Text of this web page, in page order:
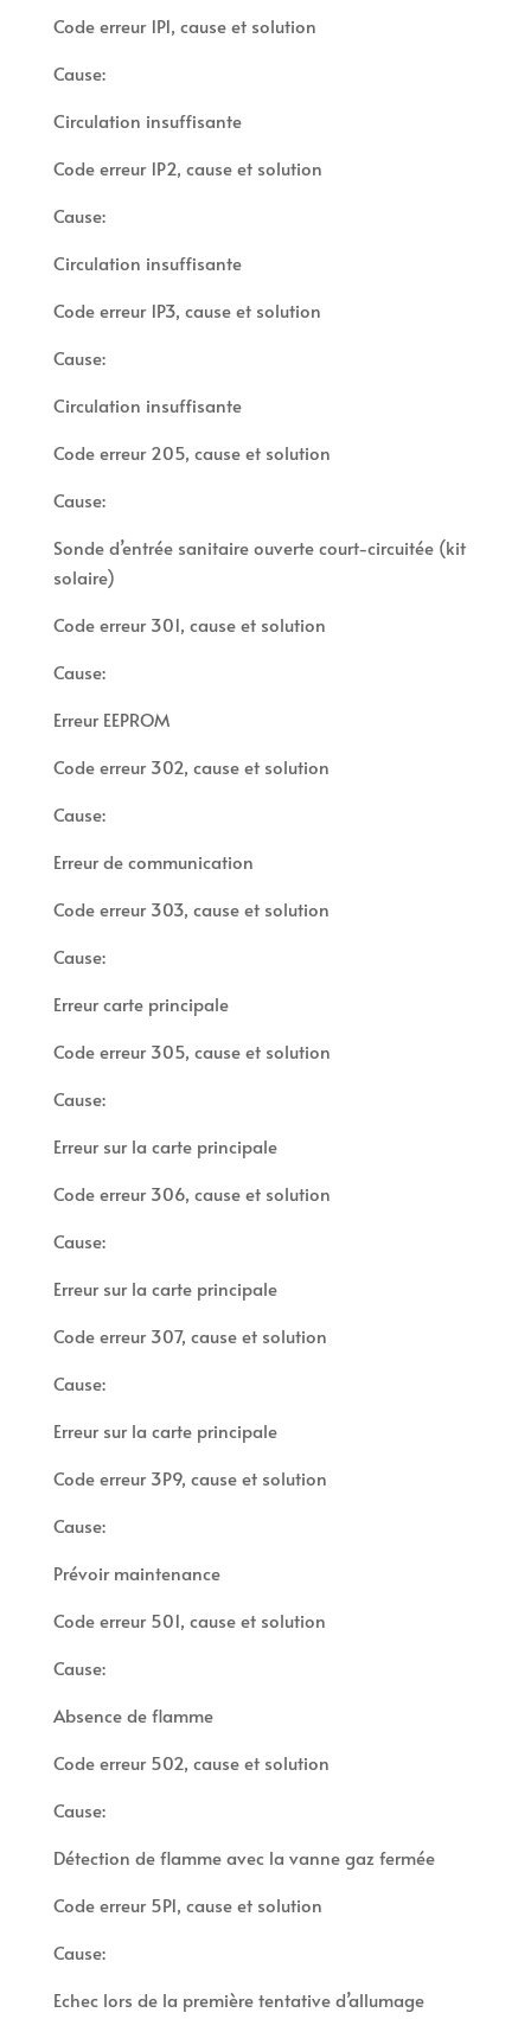
Code erreur 1P1, cause et solution
Cause:
Circulation insuffisante
Code erreur 1P2, cause et solution
Cause:
Circulation insuffisante
Code erreur 1P3, cause et solution
Cause:
Circulation insuffisante
Code erreur 205, cause et solution
Cause:
Sonde d’entrée sanitaire ouverte court-circuitée (kit
solaire)
Code erreur 301, cause et solution
Cause:
Erreur EEPROM
Code erreur 302, cause et solution
Cause:
Erreur de communication
Code erreur 303, cause et solution
Cause:
Erreur carte principale
Code erreur 305, cause et solution
Cause:
Erreur sur la carte principale
Code erreur 306, cause et solution
Cause:
Erreur sur la carte principale
Code erreur 307, cause et solution
Cause:
Erreur sur la carte principale
Code erreur 3P9, cause et solution
Cause:
Prévoir maintenance
Code erreur 501, cause et solution
Cause:
Absence de flamme
Code erreur 502, cause et solution
Cause:
Détection de flamme avec la vanne gaz fermée
Code erreur 5P1, cause et solution
Cause:
Echec lors de la première tentative d’allumage